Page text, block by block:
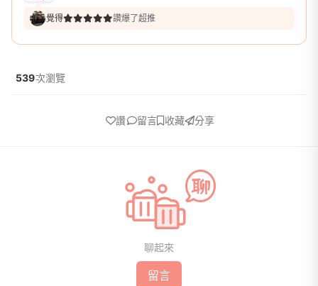
覺得 讚爆了超推
539次瀏覽
讚 留言 收藏 分享
聊起來
留言